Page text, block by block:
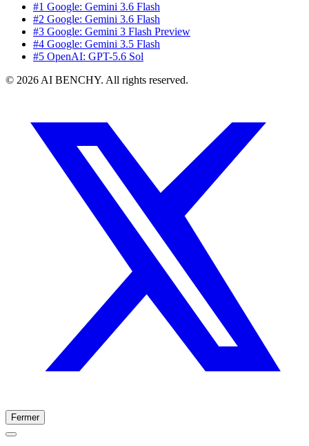
#1 Google: Gemini 3.6 Flash
#2 Google: Gemini 3.6 Flash
#3 Google: Gemini 3 Flash Preview
#4 Google: Gemini 3.5 Flash
#5 OpenAI: GPT-5.6 Sol
© 2026 AI BENCHY. All rights reserved.
Fermer